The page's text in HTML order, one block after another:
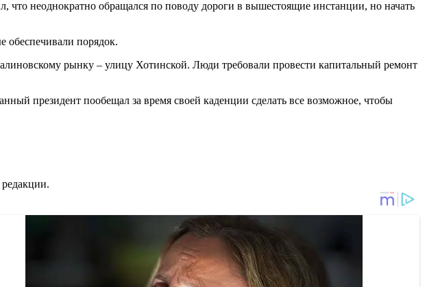
неоднократно обращался по поводу дороги в вышестоящие инстанции, но начать
обеспечивали порядок.
рынку – улицу Хотинской. Люди требовали провести капитальный ремонт
президент пообещал за время своей каденции сделать все возможное, чтобы